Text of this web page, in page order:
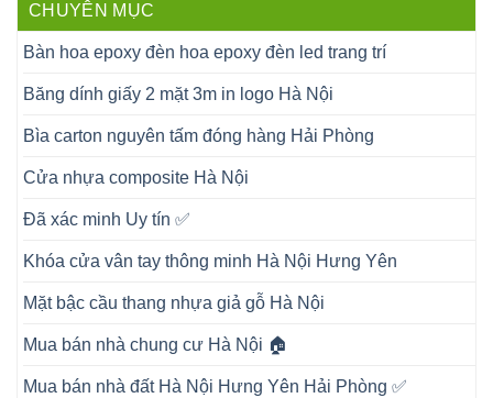
CHUYÊN MỤC
Bàn hoa epoxy đèn hoa epoxy đèn led trang trí
Băng dính giấy 2 mặt 3m in logo Hà Nội
Bìa carton nguyên tấm đóng hàng Hải Phòng
Cửa nhựa composite Hà Nội
Đã xác minh Uy tín ✅
Khóa cửa vân tay thông minh Hà Nội Hưng Yên
Mặt bậc cầu thang nhựa giả gỗ Hà Nội
Mua bán nhà chung cư Hà Nội 🏠
Mua bán nhà đất Hà Nội Hưng Yên Hải Phòng ✅